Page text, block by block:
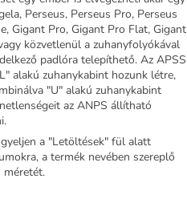
Perseus, Perseus Pro, Perseus
Gigant Pro, Gigant Pro Flat, Gigant
közvetlenül a zuhanyfolyókával
padlóra telepíthető. Az APSS
alakú zuhanykabint hozunk létre,
"U" alakú zuhanykabint
az ANPS állítható
a "Letöltések" fül alatt
a termék nevében szereplő
méretét.